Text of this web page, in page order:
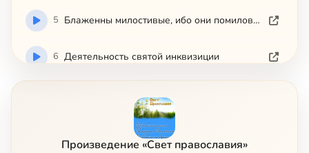
5 Блаженны милостивые, ибо они помилованы будут
6 Деятельность святой инквизиции
Двойственность человеческой природы
Произведение «Свет православия»